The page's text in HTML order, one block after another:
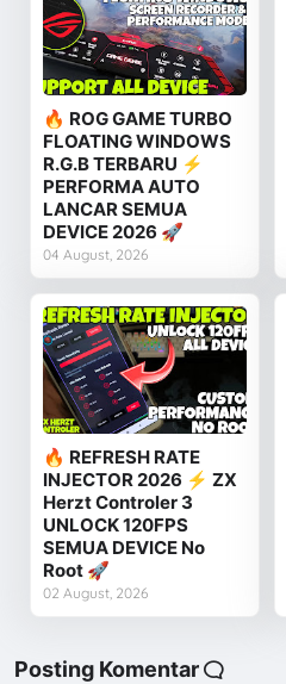
🔥 ROG GAME TURBO
FLOATING WINDOWS
R.G.B TERBARU ⚡
PERFORMA AUTO
LANCAR SEMUA
DEVICE 2026 🚀
04 August, 2026
🔥 REFRESH RATE
INJECTOR 2026 ⚡ ZX
Herzt Controler 3
UNLOCK 120FPS
SEMUA DEVICE No
Root 🚀
02 August, 2026
Posting Komentar